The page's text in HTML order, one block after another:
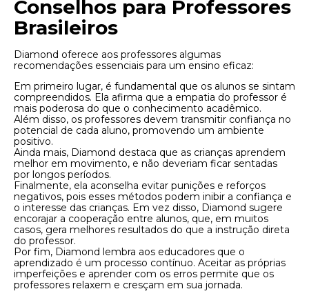
Conselhos para Professores
Brasileiros
Diamond oferece aos professores algumas
recomendações essenciais para um ensino eficaz:
Em primeiro lugar, é fundamental que os alunos se sintam
compreendidos. Ela afirma que a empatia do professor é
mais poderosa do que o conhecimento acadêmico.
Além disso, os professores devem transmitir confiança no
potencial de cada aluno, promovendo um ambiente
positivo.
Ainda mais, Diamond destaca que as crianças aprendem
melhor em movimento, e não deveriam ficar sentadas
por longos períodos.
Finalmente, ela aconselha evitar punições e reforços
negativos, pois esses métodos podem inibir a confiança e
o interesse das crianças. Em vez disso, Diamond sugere
encorajar a cooperação entre alunos, que, em muitos
casos, gera melhores resultados do que a instrução direta
do professor.
Por fim, Diamond lembra aos educadores que o
aprendizado é um processo contínuo. Aceitar as próprias
imperfeições e aprender com os erros permite que os
professores relaxem e cresçam em sua jornada.